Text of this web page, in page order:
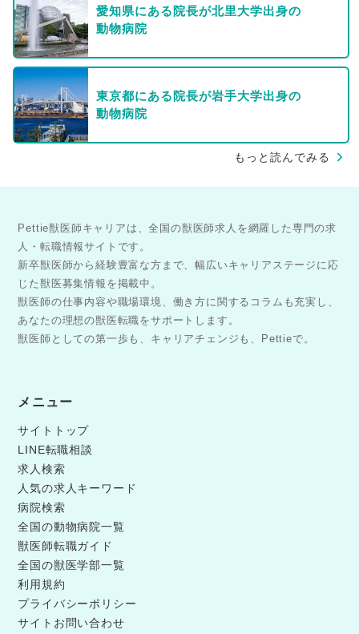
愛知県にある院長が北里大学出身の
動物病院
東京都にある院長が岩手大学出身の
動物病院
もっと読んでみる
Pettie獣医師キャリアは、全国の獣医師求人を網羅した専門の求
人・転職情報サイトです。
新卒獣医師から経験豊富な方まで、幅広いキャリアステージに応
じた獣医募集情報を掲載中。
獣医師の仕事内容や職場環境、働き方に関するコラムも充実し、
あなたの理想の獣医転職をサポートします。
獣医師としての第一歩も、キャリアチェンジも、Pettieで。
メニュー
サイトトップ
LINE転職相談
求人検索
人気の求人キーワード
病院検索
全国の動物病院一覧
獣医師転職ガイド
全国の獣医学部一覧
利用規約
プライバシーポリシー
サイトお問い合わせ